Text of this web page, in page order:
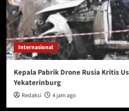
Internasional
Kepala Pabrik Drone Rusia Kritis
Yekaterinburg
Redaksi 4 jam ago